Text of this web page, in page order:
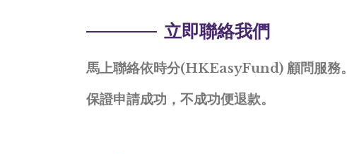
立即聯絡我們
馬上聯絡依時分(HKEasyFund) 顧問服務。
保證申請成功，不成功便退款。